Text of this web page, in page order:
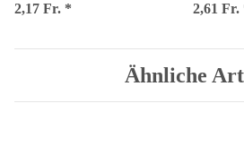
Samen
2,17 Fr. * 2,61 Fr.
Ähnliche